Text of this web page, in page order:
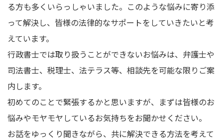
る方も多くいらっしゃいました。このような悩みに寄り添
って解決し、皆様の法律的なサポートをしていきたいと考
えています。
行政書士では取り扱うことができないお悩みは、弁護士や
司法書士、税理士、法テラス等、相談先を可能な限りご案
内します。
初めてのことで緊張するかと思いますが、まずは皆様のお
悩みやモヤモヤしているお気持ちをお聞かせください。
お話をゆっくり聞きながら、共に解決できる方法を考えて